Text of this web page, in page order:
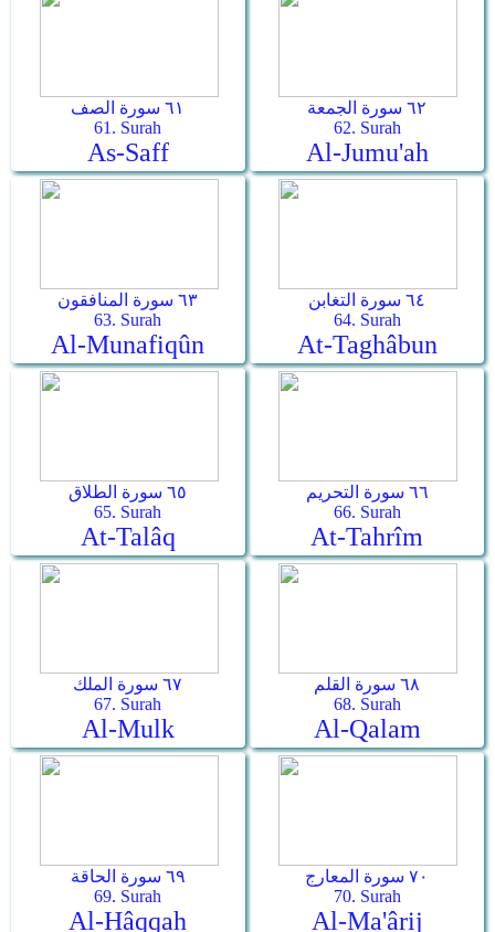
٦١ سورة الصف
61. Surah
As-Saff
٦٢ سورة الجمعة
62. Surah
Al-Jumu'ah
٦٣ سورة المنافقون
63. Surah
Al-Munafiqûn
٦٤ سورة التغابن
64. Surah
At-Taghâbun
٦٥ سورة الطلاق
65. Surah
At-Talâq
٦٦ سورة التحريم
66. Surah
At-Tahrîm
٦٧ سورة الملك
67. Surah
Al-Mulk
٦٨ سورة القلم
68. Surah
Al-Qalam
٦٩ سورة الحاقة
69. Surah
Al-Hâqqah
٧٠ سورة المعارج
70. Surah
Al-Ma'ârij